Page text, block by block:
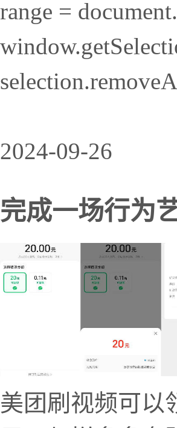
range =
2024-09-26
完成一场行为
美团刷视频可以